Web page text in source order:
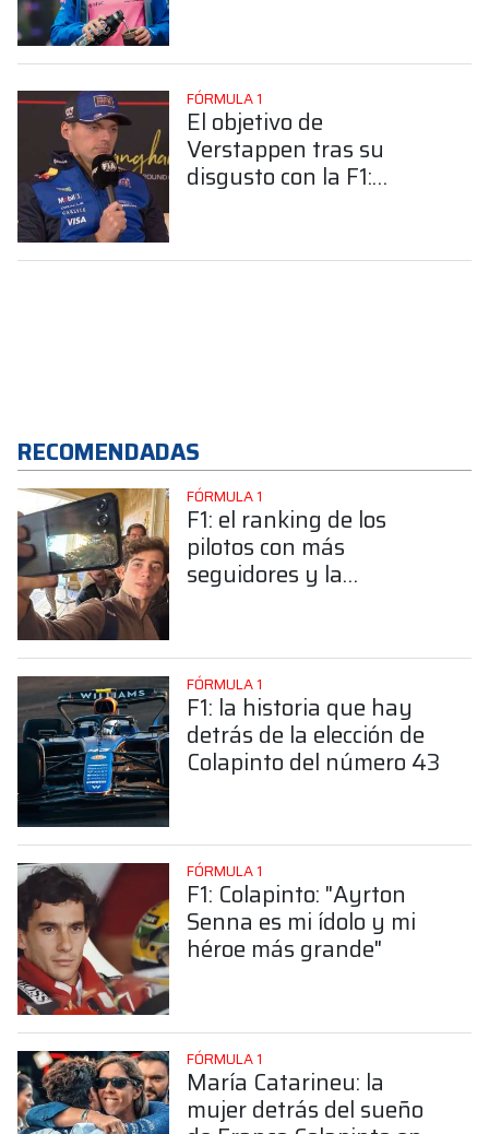
FÓRMULA 1
El objetivo de
Verstappen tras su
disgusto con la F1:
ahora"
RECOMENDADAS
FÓRMULA 1
F1: el ranking de los
pilotos con más
seguidores y la
FÓRMULA 1
F1: la historia que hay
detrás de la elección de
Colapinto del número 43
FÓRMULA 1
F1: Colapinto: "Ayrton
Senna es mi ídolo y mi
héroe más grande"
FÓRMULA 1
María Catarineu: la
mujer detrás del sueño